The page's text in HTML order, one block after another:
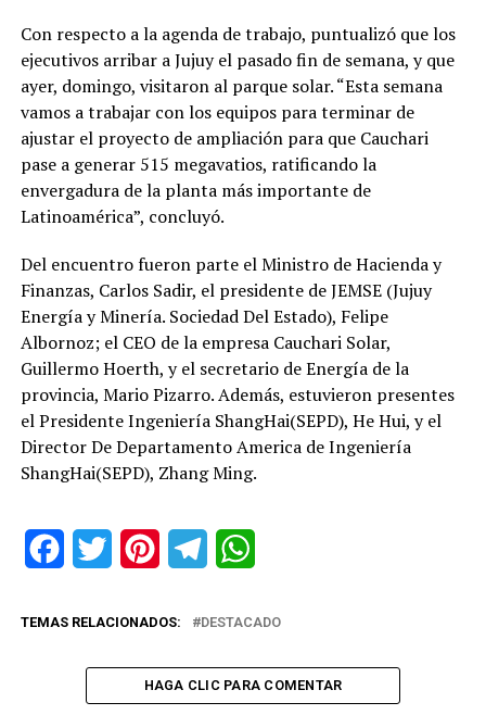
Con respecto a la agenda de trabajo, puntualizó que los
ejecutivos arribar a Jujuy el pasado fin de semana, y que
ayer, domingo, visitaron al parque solar. “Esta semana
vamos a trabajar con los equipos para terminar de
ajustar el proyecto de ampliación para que Cauchari
pase a generar 515 megavatios, ratificando la
envergadura de la planta más importante de
Latinoamérica”, concluyó.
Del encuentro fueron parte el Ministro de Hacienda y
Finanzas, Carlos Sadir, el presidente de JEMSE (Jujuy
Energía y Minería. Sociedad Del Estado), Felipe
Albornoz; el CEO de la empresa Cauchari Solar,
Guillermo Hoerth, y el secretario de Energía de la
provincia, Mario Pizarro. Además, estuvieron presentes
el Presidente Ingeniería ShangHai(SEPD), He Hui, y el
Director De Departamento America de Ingeniería
ShangHai(SEPD), Zhang Ming.
FacebookTwitter PinterestTelegram
TEMAS RELACIONADOS: DESTACADO
HAGA CLIC PARA COMENTAR